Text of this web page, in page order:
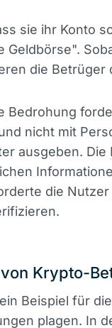
sie ihr Konto
Geldbörse".
die Betrüger
Bedrohung
nicht mit
ausgeben. Die
die
Krypto-
Beispiel für die
plagen. In